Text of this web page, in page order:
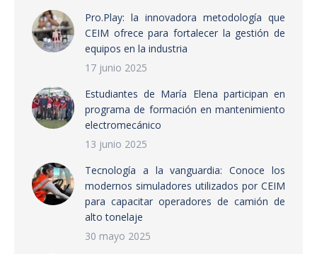
Pro.Play: la innovadora metodología que
CEIM ofrece para fortalecer la gestión de
equipos en la industria
17 junio 2025
Estudiantes de María Elena participan en
programa de formación en mantenimiento
electromecánico
13 junio 2025
Tecnología a la vanguardia: Conoce los
modernos simuladores utilizados por CEIM
para capacitar operadores de camión de
alto tonelaje
30 mayo 2025